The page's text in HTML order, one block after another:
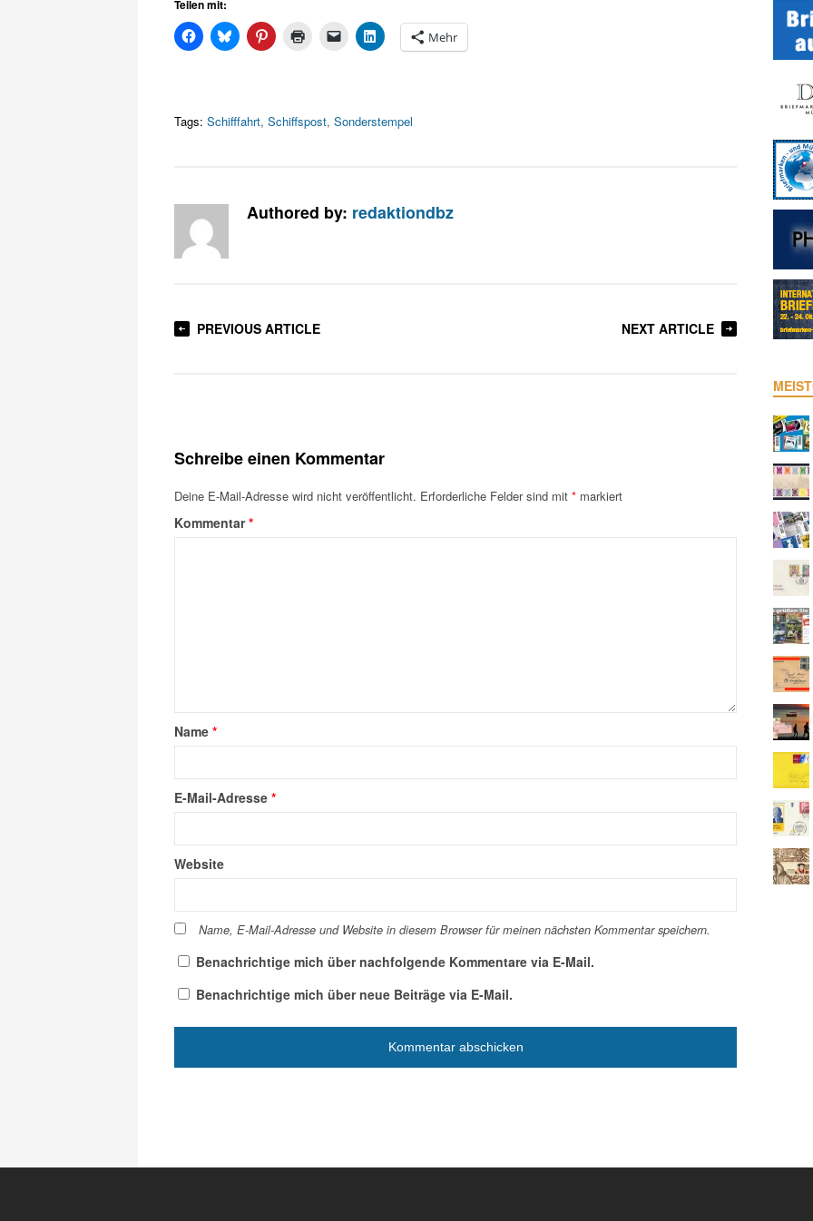
Teilen mit:
Mehr
Tags: Schifffahrt, Schiffspost, Sonderstempel
Authored by: redaktiondbz
PREVIOUS ARTICLE NEXT ARTICLE
Schreibe einen Kommentar
Deine E-Mail-Adresse wird nicht veröffentlicht. Erforderliche Felder sind mit * markiert
Kommentar*
Name *
E-Mail-Adresse *
Website
Name, E-Mail-Adresse und Website in diesem Browser für meinen nächsten Kommentar speichern.
Benachrichtige mich über nachfolgende Kommentare via E-Mail.
Benachrichtige mich über neue Beiträge via E-Mail.